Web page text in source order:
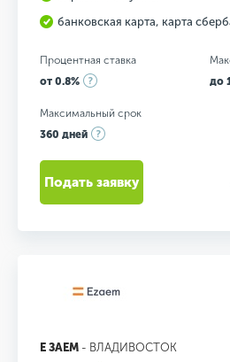
банковская карта, карта
Процентная ставка
от 0.8%
до
Максимальный срок
360 дней
Подать заявку
Е ЗАЕМ - ВЛАДИВОСТОК